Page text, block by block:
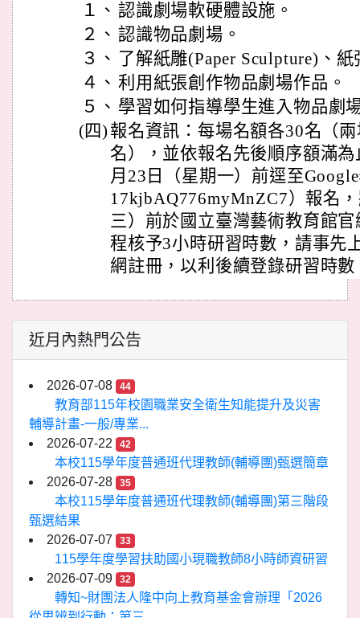
１、 認識劇場軟硬體設施。
２、 認識物品劇場。
３、 了解紙雕(Paper Sculpture)、
４、 利用紙張創作物品劇場作品。
５、 學習如何指導學生進入物品劇
(四) 報名資訊：每場名額各30名（
名），並依報名先後順序額滿
月23日（星期一）前逕至
17kjbAQ776myMnZC7）報名
三）前於國立臺灣藝術教育館
程核予3小時研習時數，請事先
網註冊，以利後續登錄研習時數
近月內熱門公告
2026-07-08 44
教育部115年校園職業安全衛生知能提升及災害
輔導計畫-一般/專業...
2026-07-22
42
本校115學年度普通班代理教師(輔導團)甄選簡章
2026-07-28
35
本校115學年度普通班代理教師(輔導團)第三階段
甄選結果
2026-07-07
33
115學年度學習扶助國小現職教師8小時師資研習
2026-07-09
32
轉知~財團法人隆中向上教育基金會辦理「2026